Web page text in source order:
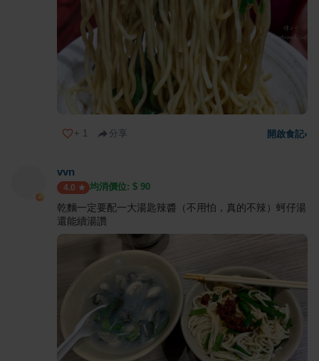
+ 1 分享 開啟食記›
vvn
4.0 均消價位: $ 90
乾麵一定要配一大湯匙辣醬（不用怕，真的不辣）蚵仔湯
還能續湯讚